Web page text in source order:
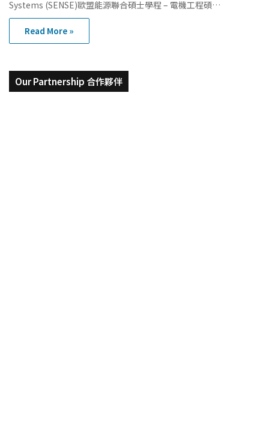
Systems (SENSE)歐盟能源聯合碩士學程 – 電機工程碩…
Read More »
Our Partnership 合作夥伴